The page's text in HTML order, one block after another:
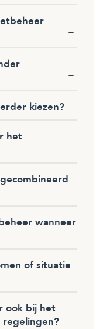
kiezen?
het
wanneer
of situatie
ook bij het
regelingen?